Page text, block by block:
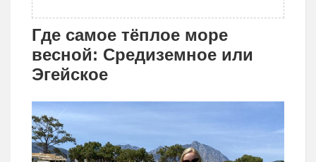
Где самое тёплое море
весной: Средиземное или
Эгейское